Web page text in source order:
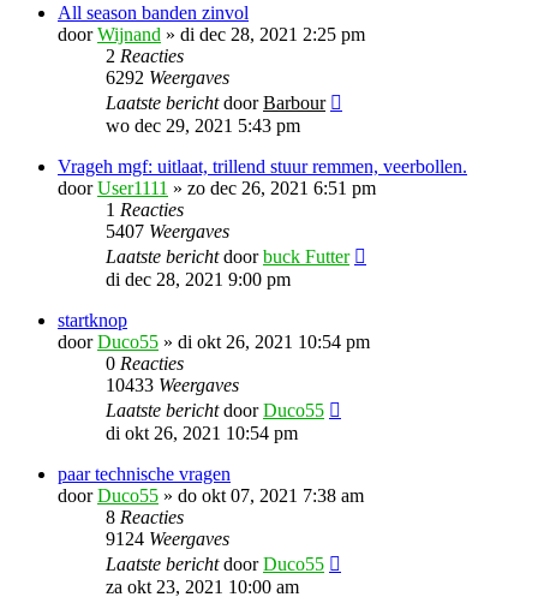
All season banden zinvol
doorWijnand » di dec 28, 2021 2:25 pm
2 Reacties
6292 Weergaves
Laatste berichtdoorBarbour
wo dec 29, 2021 5:43 pm
Vrageh mgf: uitlaat, trillend stuur remmen, veerbollen.
doorUser1111 » zo dec 26, 2021 6:51 pm
1 Reacties
5407 Weergaves
Laatste berichtdoorbuck Futter
di dec 28, 2021 9:00 pm
startknop
doorDuco55 » di okt 26, 2021 10:54 pm
0 Reacties
10433 Weergaves
Laatste berichtdoorDuco55
di okt 26, 2021 10:54 pm
paar technische vragen
doorDuco55 » do okt 07, 2021 7:38 am
8 Reacties
9124 Weergaves
Laatste berichtdoorDuco55
za okt 23, 2021 10:00 am